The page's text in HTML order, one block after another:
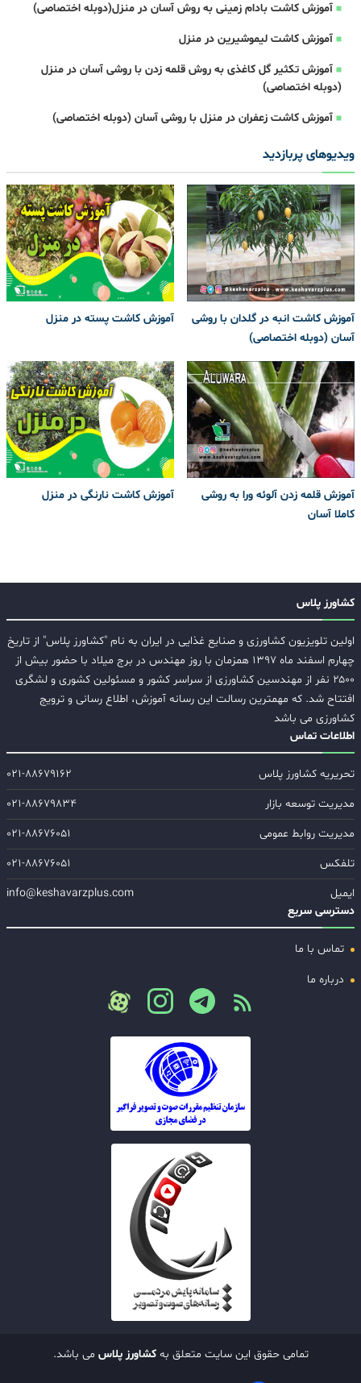
آموزش کاشت بادام زمینی به روش آسان در منزل(دوبله اختصاصی)
آموزش کاشت لیموشیرین در منزل
آموزش تکثیر گل کاغذی به روش قلمه زدن با روشی آسان در منزل
(دوبله اختصاصی)
آموزش کاشت زعفران در منزل با روشی آسان (دوبله اختصاصی)
ویدیوهای پربازدید
آموزش کاشت انبه در گلدان با روشی
آسان (دوبله اختصاصی)
آموزش کاشت پسته در منزل
آموزش قلمه زدن آلوئه ورا به روشی
کاملا آسان
آموزش کاشت نارنگی در منزل
کشاورز پلاس
اولین تلویزیون کشاورزی و صنایع غذایی در ایران به نام "کشاورز پلاس" از تاریخ
چهارم اسفند ماه ۱۳۹۷ همزمان با روز مهندس در برج میلاد با حضور بیش از
۲۵۰۰ نفر از مهندسین کشاورزی از سراسر کشور و مسئولین کشوری و لشگری
افتتاح شد. که مهمترین رسالت این رسانه آموزش، اطلاع رسانی و ترویج
کشاورزی می باشد
اطلاعات تماس
تحریریه کشاورز پلاس
۰۲۱-۸۸۶۷۹۱۶۲
مدیریت توسعه بازار
۰۲۱-۸۸۶۷۹۸۳۴
مدیریت روابط عمومی
۰۲۱-۸۸۶۷۶۰۵۱
تلفکس
۰۲۱-۸۸۶۷۶۰۵۱
ایمیل
info@keshavarzplus.com
دسترسی سریع
تماس با ما
درباره ما
تمامی حقوق این سایت متعلق بهکشاورز پلاس می باشد.